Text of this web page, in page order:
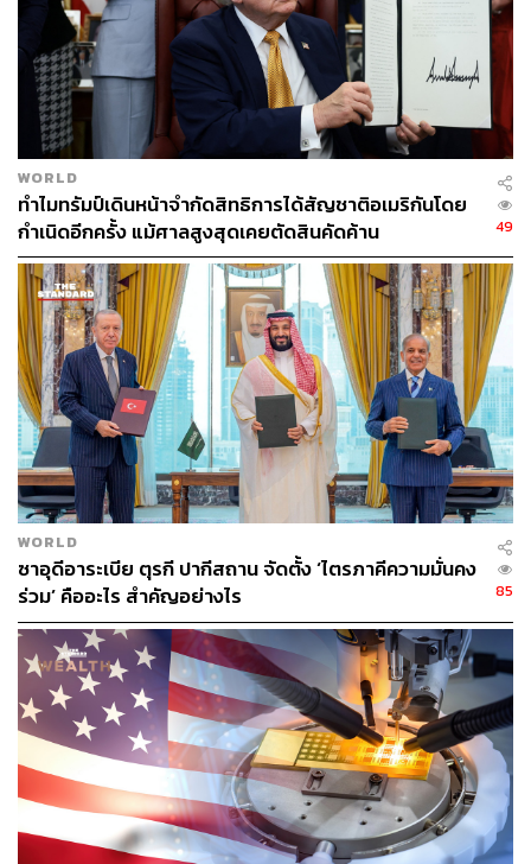
กระทรวงกลาโหมสหรัฐฯ และทรัมป์มองว่า พันธมิตรใน
ยุโรป โดยเฉพาะสเปน ไม่ได้ให้การสนับสนุนเท่าที่ควรใน
ยามที่สหรัฐฯ ต้องการ โดยกล่าวหาว่า ที่ผ่านมาประเทศเหล่า
นี้เอาแต่รับผลประโยชน์จากการปกป้องของสหรัฐฯ (Free
Riding) แต่เมื่อถึงเวลาสหรัฐฯ ทำสงครามกลับไม่ยื่นมือเข้า
มาช่วย
ขณะที่ผู้นำชาติยุโรปอื่นๆ เช่น เนเธอร์แลนด์ เยอรมนี และ
อิตาลี ต่างออกมาปกป้องสเปนและยืนยันว่า สเปนยังคงเป็น
สมาชิกของ NATO อย่างเต็มรูปแบบต่อไป ในขณะเดียวกัน
ท่าทีของสหรัฐฯ ก็ทำให้พันธมิตรยุโรปเริ่มกังวลถึงความ
มั่นคงของกลุ่ม และเริ่มพิจารณาข้อตกลงป้องกันร่วมกันของ
EU เองหากสหรัฐฯ ไม่ช่วยเหลือหรือตัดสินใจถอนตัวออกจาก
NATO ตามคำขู่ของทรัมป์ก่อนหน้านี้
แฟ้มภาพ:Dominika Zarzycka / NurPhoto via Getty Images
อ้างอิง:
https://www.bbc.com/news/articles/cz78x703lrvo
https://www.bbc.com/news/articles/cj40r2gw24wo
https://www.aljazeera.com/news/2026/4/24/us-weigh
s-retaliation-against-nato-allies-over-iran-war-divisio
TAGS:
Pedro Sanchez
องค์การสนธิสัญญาป้องกันแอตแลนติกเหนือ (NATO)
United Kingdom
Donald Trump EU
USA
Spain
Iran Germany Israel
Netherlands
Pentagon
WORLD
ทำไมทรัมป์เดินหน้าจำกัดสิทธิการได้สัญชาติอเมริกันโดย
กำเนิดอีกครั้ง แม้ศาลสูงสุดเคยตัดสินคัดค้าน
49
WORLD
ซาอุดีอาระเบีย ตุรกี ปากีสถาน จัดตั้ง ‘ไตรภาคีความมั่นคง
ร่วม’ คืออะไร สำคัญอย่างไร
85